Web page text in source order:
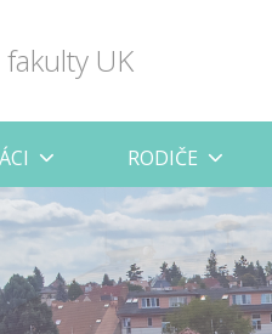
UK
RODIČE